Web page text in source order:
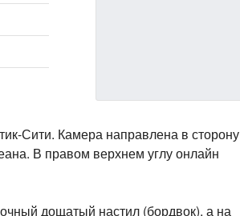
Сити. Камера направлена в сторону
В правом верхнем углу онлайн
дощатый настил (бордвок), а на